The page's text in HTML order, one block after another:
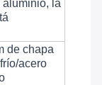
aluminio, la
de chapa
acero